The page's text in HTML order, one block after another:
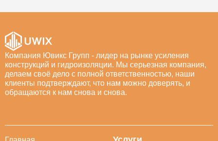
Компания Ювикс Групп - лидер на рынке усиления
конструкций и гидроизоляции. Мы серьезная компания,
делаем своё дело с полной ответственностью, наши
клиенты подтверждают, что нам можно доверять, и
обращаются к нам снова и снова.